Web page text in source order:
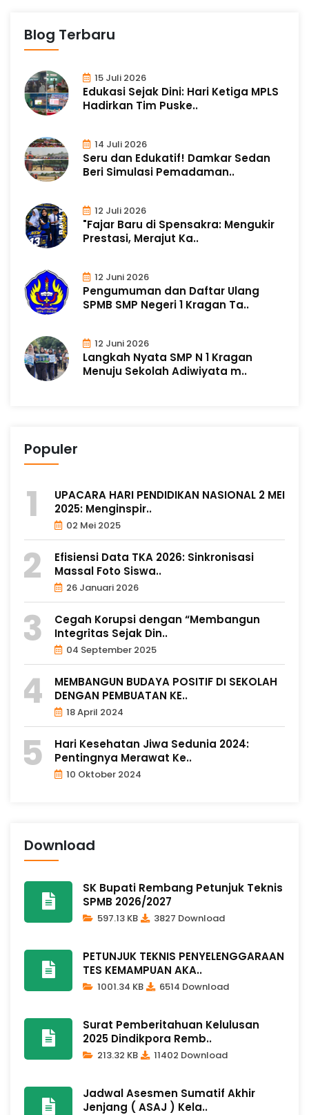
Blog Terbaru
15 Juli 2026
Edukasi Sejak Dini: Hari Ketiga MPLS
Hadirkan Tim Puske..
14 Juli 2026
Seru dan Edukatif! Damkar Sedan
Beri Simulasi Pemadaman..
12 Juli 2026
"Fajar Baru di Spensakra: Mengukir
Prestasi, Merajut Ka..
12 Juni 2026
Pengumuman dan Daftar Ulang
SPMB SMP Negeri 1 Kragan Ta..
12 Juni 2026
Langkah Nyata SMP N 1 Kragan
Menuju Sekolah Adiwiyata m..
Populer
UPACARA HARI PENDIDIKAN NASIONAL 2 MEI
2025: Menginspir..
02 Mei 2025
Efisiensi Data TKA 2026: Sinkronisasi
Massal Foto Siswa..
26 Januari 2026
Cegah Korupsi dengan “Membangun
Integritas Sejak Din..
04 September 2025
MEMBANGUN BUDAYA POSITIF DI SEKOLAH
DENGAN PEMBUATAN KE..
18 April 2024
Hari Kesehatan Jiwa Sedunia 2024:
Pentingnya Merawat Ke..
10 Oktober 2024
Download
SK Bupati Rembang Petunjuk Teknis
SPMB 2026/2027
597.13 KB 3827 Download
PETUNJUK TEKNIS PENYELENGGARAAN
TES KEMAMPUAN AKA..
1001.34 KB 6514 Download
Surat Pemberitahuan Kelulusan
2025 Dindikpora Remb..
213.32 KB 11402 Download
Jadwal Asesmen Sumatif Akhir
Jenjang ( ASAJ ) Kela..